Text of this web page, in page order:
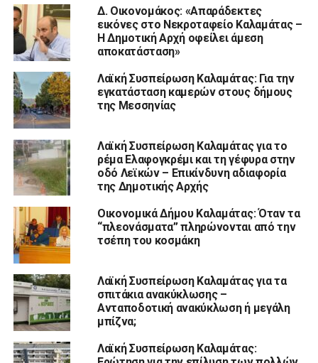
Δ. Οικονομάκος: «Απαράδεκτες
εικόνες στο Νεκροταφείο Καλαμάτας –
Η Δημοτική Αρχή οφείλει άμεση
αποκατάσταση»
Λαϊκή Συσπείρωση Καλαμάτας: Για την
εγκατάσταση καμερών στους δήμους
της Μεσσηνίας
Λαϊκή Συσπείρωση Καλαμάτας για το
ρέμα Ελαφογκρέμι και τη γέφυρα στην
οδό Λεϊκών – Επικίνδυνη αδιαφορία
της Δημοτικής Αρχής
Οικονομικά Δήμου Καλαμάτας: Όταν τα
“πλεονάσματα” πληρώνονται από την
τσέπη του κοσμάκη
Λαϊκή Συσπείρωση Καλαμάτας για τα
σπιτάκια ανακύκλωσης –
Ανταποδοτική ανακύκλωση ή μεγάλη
μπίζνα;
Λαϊκή Συσπείρωση Καλαμάτας: